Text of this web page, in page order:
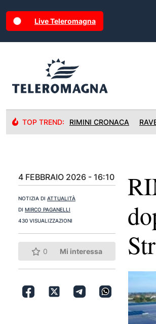
Live Teleromagna
TOP TREND: RIMINI CRONACA
4 FEBBRAIO 2026 - 16:10
NOTIZIA DI ATTUALITÀ
DI MIRCO PAGANELLI
430 VISUALIZZAZIONI
0 Mi interessa